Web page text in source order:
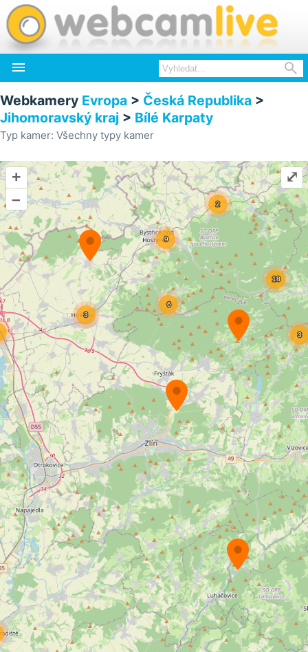
 
Webkamery Evropa > Česká Republika >
Jihomoravský kraj > Bílé Karpaty
Typ kamer: Všechny typy kamer
+
–
⤢